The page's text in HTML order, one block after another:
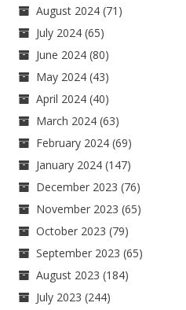
August 2024 (71)
July 2024 (65)
June 2024 (80)
May 2024 (43)
April 2024 (40)
March 2024 (63)
February 2024 (69)
January 2024 (147)
December 2023 (76)
November 2023 (65)
October 2023 (79)
September 2023 (65)
August 2023 (184)
July 2023 (244)